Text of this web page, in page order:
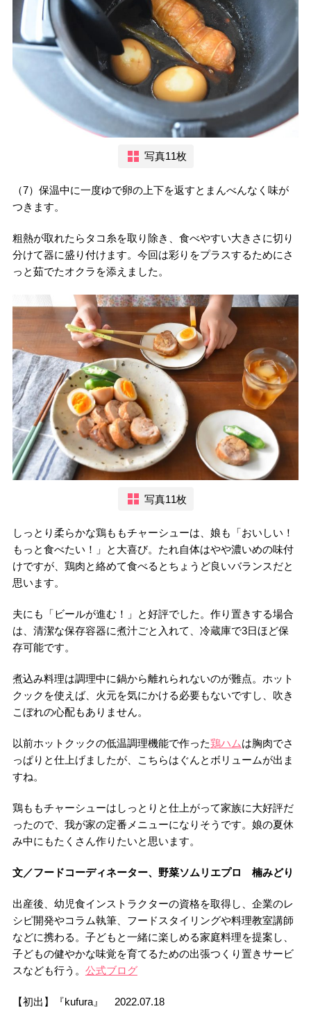
写真11枚
（7）保温中に一度ゆで卵の上下を返すとまんべんなく味が
つきます。
粗熱が取れたらタコ糸を取り除き、食べやすい大きさに切り
分けて器に盛り付けます。今回は彩りをプラスするためにさ
っと茹でたオクラを添えました。
写真11枚
しっとり柔らかな鶏ももチャーシューは、娘も「おいしい！
もっと食べたい！」と大喜び。たれ自体はやや濃いめの味付
けですが、鶏肉と絡めて食べるとちょうど良いバランスだと
思います。
夫にも「ビールが進む！」と好評でした。作り置きする場合
は、清潔な保存容器に煮汁ごと入れて、冷蔵庫で3日ほど保
存可能です。
煮込み料理は調理中に鍋から離れられないのが難点。ホット
クックを使えば、火元を気にかける必要もないですし、吹き
こぼれの心配もありません。
以前ホットクックの低温調理機能で作った鶏ハムは胸肉でさ
っぱりと仕上げましたが、こちらはぐんとボリュームが出ま
すね。
鶏ももチャーシューはしっとりと仕上がって家族に大好評だ
ったので、我が家の定番メニューになりそうです。娘の夏休
み中にもたくさん作りたいと思います。
文／フードコーディネーター、野菜ソムリエプロ 楠みどり
出産後、幼児食インストラクターの資格を取得し、企業のレ
シピ開発やコラム執筆、フードスタイリングや料理教室講師
などに携わる。子どもと一緒に楽しめる家庭料理を提案し、
子どもの健やかな味覚を育てるための出張つくり置きサービ
スなども行う。 公式ブログ
【初出】『kufura』 2022.07.18